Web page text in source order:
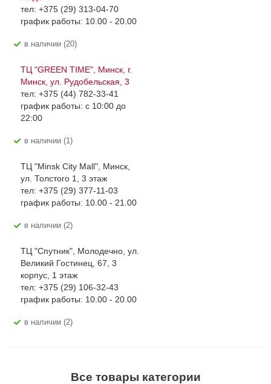
тел: +375 (29) 313-04-70
график работы: 10.00 - 20.00
В наличии (20)
ТЦ "GREEN TIME", Минск, г.
Минск, ул. Рудобельская, 3
тел: +375 (44) 782-33-41
график работы: с 10:00 до
22:00
В наличии (1)
ТЦ "Minsk City Mall", Минск,
ул. Толстого 1, 3 этаж
тел: +375 (29) 377-11-03
график работы: 10.00 - 21.00
В наличии (2)
ТЦ "Спутник", Молодечно, ул.
Великий Гостинец, 67, 3
корпус, 1 этаж
тел: +375 (29) 106-32-43
график работы: 10.00 - 20.00
В наличии (2)
Все товары категории